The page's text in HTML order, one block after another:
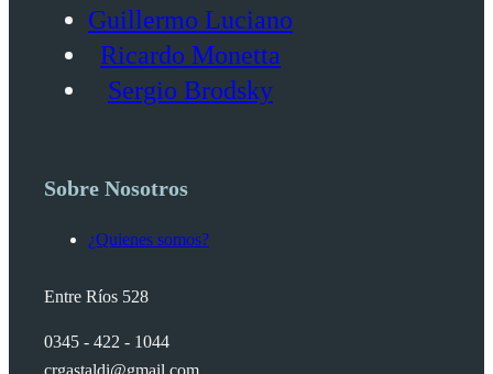
Guillermo Luciano
Ricardo Monetta
Sergio Brodsky
Sobre Nosotros
¿Quienes somos?
Entre Ríos 528
0345 - 422 - 1044
crgastaldi@gmail.com